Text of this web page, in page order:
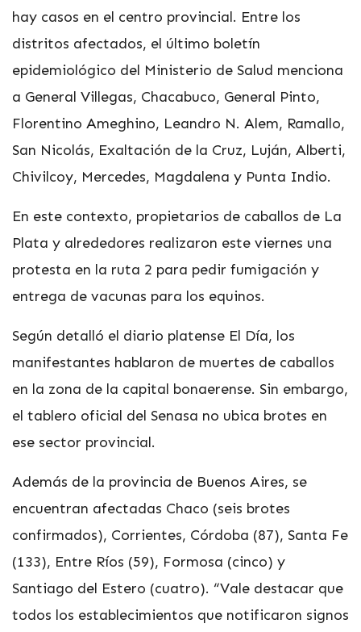
hay casos en el centro provincial. Entre los
distritos afectados, el último boletín
epidemiológico del Ministerio de Salud menciona
a General Villegas, Chacabuco, General Pinto,
Florentino Ameghino, Leandro N. Alem, Ramallo,
San Nicolás, Exaltación de la Cruz, Luján, Alberti,
Chivilcoy, Mercedes, Magdalena y Punta Indio.
En este contexto, propietarios de caballos de La
Plata y alrededores realizaron este viernes una
protesta en la ruta 2 para pedir fumigación y
entrega de vacunas para los equinos.
Según detalló el diario platense El Día, los
manifestantes hablaron de muertes de caballos
en la zona de la capital bonaerense. Sin embargo,
el tablero oficial del Senasa no ubica brotes en
ese sector provincial.
Además de la provincia de Buenos Aires, se
encuentran afectadas Chaco (seis brotes
confirmados), Corrientes, Córdoba (87), Santa Fe
(133), Entre Ríos (59), Formosa (cinco) y
Santiago del Estero (cuatro). “Vale destacar que
todos los establecimientos que notificaron signos